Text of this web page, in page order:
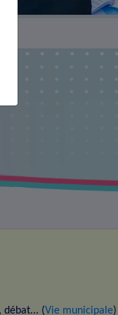
débat... (Vie municipale)